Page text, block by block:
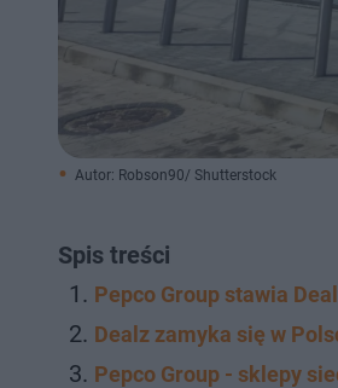
Autor: Robson90/ Shutterstock
Spis treści
Pepco Group stawia
Dealz zamyka się w
Pepco Group - sklepy